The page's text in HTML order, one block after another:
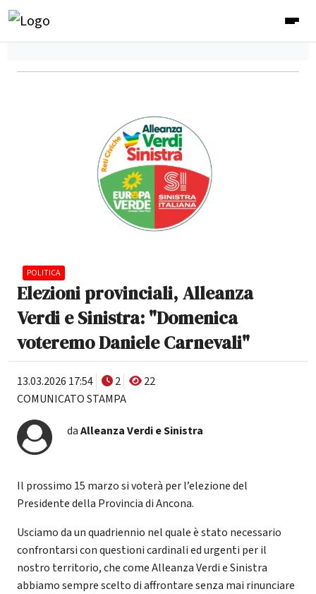
POLITICA
Elezioni provinciali, Alleanza
Verdi e Sinistra: "Domenica
voteremo Daniele Carnevali"
13.03.2026 17:54 2
22
COMUNICATO STAMPA
daAlleanza Verdi e Sinistra
Il prossimo 15 marzo si voterà per l’elezione del
Presidente della Provincia di Ancona.
Usciamo da un quadriennio nel quale è stato necessario
confrontarsi con questioni cardinali ed urgenti per il
nostro territorio, che come Alleanza Verdi e Sinistra
abbiamo sempre scelto di affrontare senza mai rinunciare